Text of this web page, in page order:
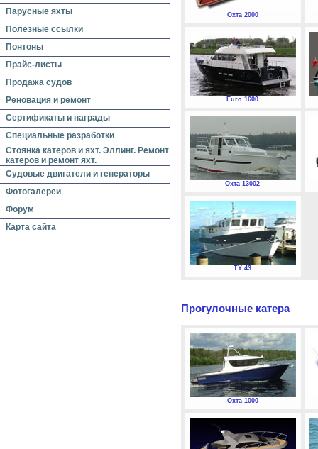
Парусные яхты
Полезные ссылки
Понтоны
Прайс-листы
Продажа судов
Реновация и ремонт
Сертификаты и награды
Специальные разработки
Стоянка катеров и яхт. Эллинг. Ремонт
катеров и ремонт яхт.
Судовые двигатели и генераторы
Фотогалереи
Форум
Карта сайта
Охта 2000
Euro 1600
Охта 13002
TY 43
Прогулочные катера
Охта 1000